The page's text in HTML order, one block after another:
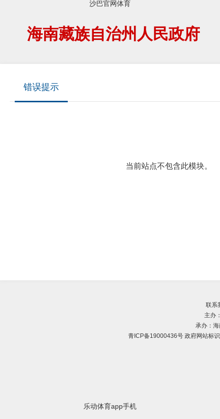
沙巴官网体育
海南藏族自治州人民政府
错误提示
当前站点不包含此模块。
联系
主办
承办：
青ICP备19000436号 政府网站标
乐动体育app手机